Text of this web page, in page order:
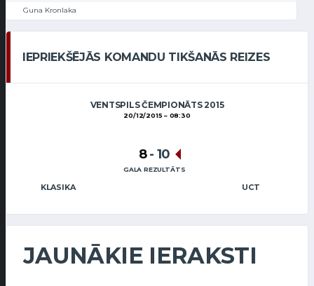
Guna Kronlaka
IEPRIEKŠĒJĀS KOMANDU TIKŠANĀS REIZES
VENTSPILS ČEMPIONĀTS 2015
20/12/2015 08:30
KLASIKA UCT
8- 10
GALA REZULTĀTS
JAUNĀKIE IERAKSTI